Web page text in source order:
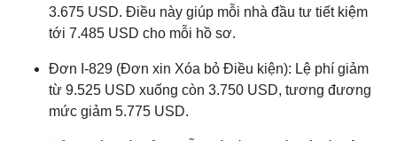
3.675 USD. Điều này giúp mỗi nhà đầu tư tiết kiệm
tới 7.485 USD cho mỗi hồ sơ.
Đơn I-829 (Đơn xin Xóa bỏ Điều kiện): Lệ phí giảm
từ 9.525 USD xuống còn 3.750 USD, tương đương
mức giảm 5.775 USD.